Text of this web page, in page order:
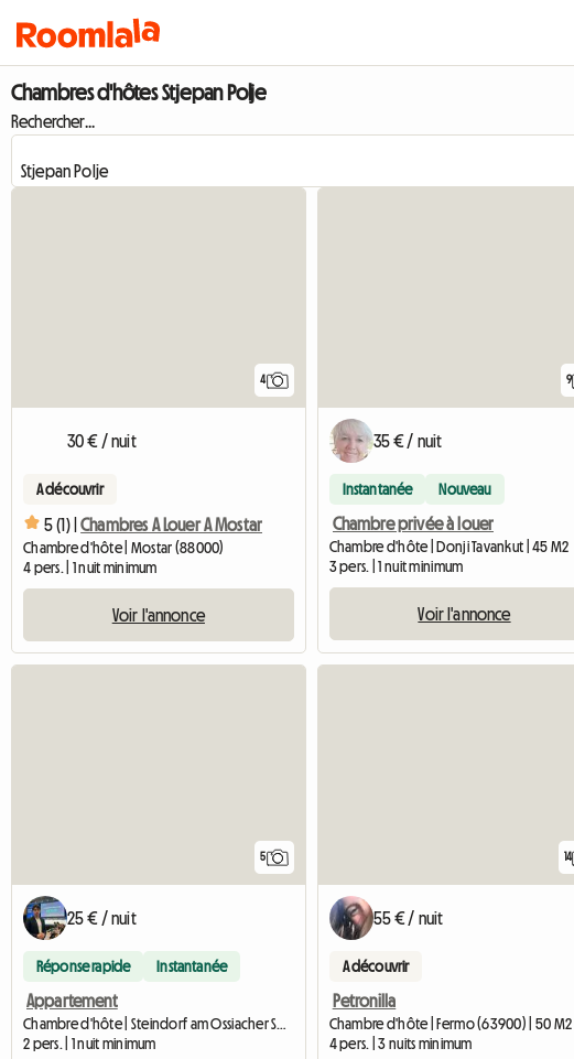
Chambres d'hôtes Stjepan Polje
Rechercher...
4
30 € / nuit
A découvrir
5 (1) | Chambres A Louer A Mostar
Chambre d'hôte | Mostar (88000)
4 pers. | 1 nuit minimum
Voir l'annonce
9
35 € / nuit
Instantanée Nouveau
Chambre privée à louer
Chambre d'hôte | Donji Tavankut | 45 M2
3 pers. | 1 nuit minimum
Voir l'annonce
5
25 € / nuit
Réponse rapide Instantanée
Appartement
Chambre d'hôte | Steindorf am Ossiacher See (9552) | 20 M2
2 pers. | 1 nuit minimum
14
55 € / nuit
A découvrir
Petronilla
Chambre d'hôte | Fermo (63900) | 50 M2
4 pers. | 3 nuits minimum